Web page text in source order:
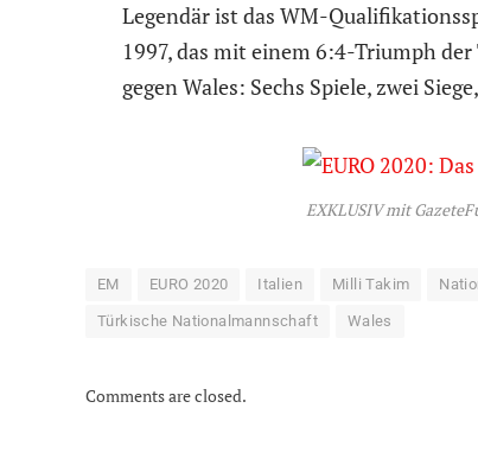
Legendär ist das WM-
1997, das mit einem 6:4-Triumph
gegen Wales: Sechs Spiele, zwei
EXKLUSIV mit
EM EURO 2020 Italien Milli Takim
Türkische Nationalmannschaft Wales
Comments are closed.